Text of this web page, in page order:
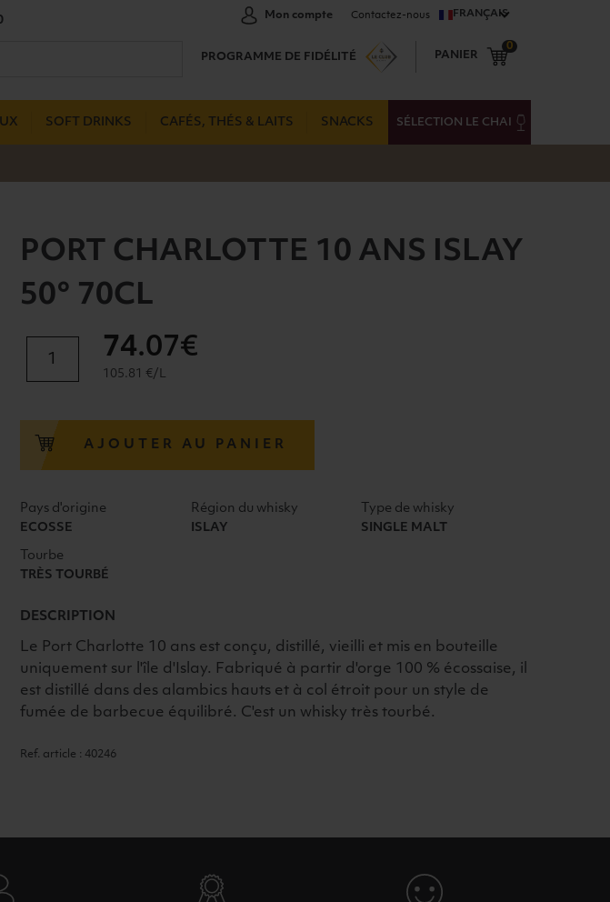
Mon compte Contactez-nous FRANÇAIS
PROGRAMME DE FIDÉLITÉ PANIER
0
SOFT DRINKS CAFÉS, THÉS & LAITS SNACKS SÉLECTION LE CHAI
PORT CHARLOTTE 10 ANS ISLAY
50° 70CL
10
ANS
50°
70CL
74.07€
105.81 €/L
AJOUTER AU PANIER
Pays d'origine
ECOSSE
Région du whisky
ISLAY
Type de whisky
SINGLE MALT
Tourbe
TRÈS TOURBÉ
DESCRIPTION
Le Port Charlotte 10 ans est conçu, distillé, vieilli et mis en bouteille
uniquement sur l'île d'Islay. Fabriqué à partir d'orge 100 % écossaise, il
est distillé dans des alambics hauts et à col étroit pour un style de
fumée de barbecue équilibré. C'est un whisky très tourbé.
Ref. article : 40246